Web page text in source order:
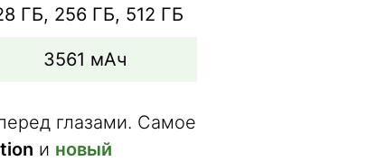
ГБ, 256 ГБ, 512 ГБ
3561 мАч
глазами. Самое
и новый